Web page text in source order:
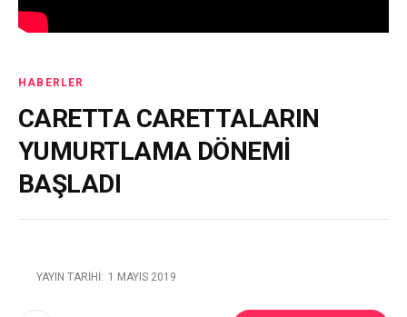
HABERLER
CARETTA CARETTALARIN
YUMURTLAMA DÖNEMİ
BAŞLADI
YAYIN TARIHI: 1 MAYIS 2019